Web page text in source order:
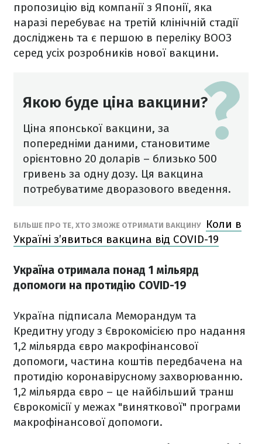
пропозицію від компанії з Японії, яка
наразі перебуває на третій клінічній стадії
досліджень та є першою в переліку ВООЗ
серед усіх розробників нової вакцини.
Якою буде ціна вакцини?
Ціна японської вакцини, за
попередніми даними, становитиме
орієнтовно 20 доларів – близько 500
гривень за одну дозу. Ця вакцина
потребуватиме дворазового введення.
БІЛЬШЕ ПРО ТЕ, ХТО ЗМОЖЕ ОТРИМАТИ ВАКЦИНУ
Коли в
Україні з’явиться вакцина від COVID-19
Україна отримала понад 1 мільярд
допомоги на протидію COVID-19
Україна підписала Меморандум та
Кредитну угоду з Єврокомісією про надання
1,2 мільярда євро макрофінансової
допомоги, частина коштів передбачена на
протидію коронавірусному захворюванню.
1,2 мільярда євро – це найбільший транш
Єврокомісії у межах "виняткової" програми
макрофінансової допомоги.